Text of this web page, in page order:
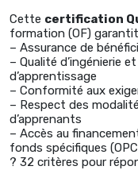
Cette certification
formation (OF)
– Assurance de
– Qualité d’ingénierie
d’apprentissage
– Conformité aux
– Respect des
d’apprenants
– Accès au
fonds spécifiques
? 32 critères pour